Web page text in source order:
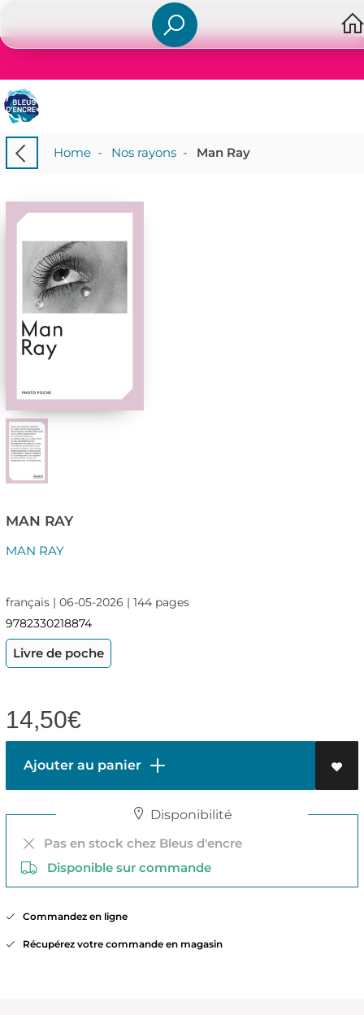
Home- Nos rayons- Man Ray
MAN RAY
MAN RAY
français | 06-05-2026 | 144 pages
9782330218874
Livre de poche
14,50€
Ajouter au panier
Disponibilité
Pas en stock chez Bleus d'encre
Disponible sur commande
Commandez en ligne
Récupérez votre commande en magasin